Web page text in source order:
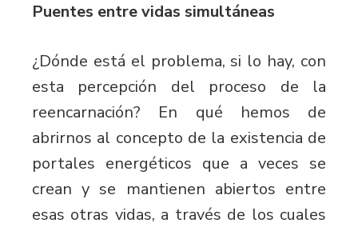
Puentes entre vidas simultáneas
¿Dónde está el problema, si lo hay, con
esta percepción del proceso de la
reencarnación? En qué hemos de
abrirnos al concepto de la existencia de
portales energéticos que a veces se
crean y se mantienen abiertos entre
esas otras vidas, a través de los cuales